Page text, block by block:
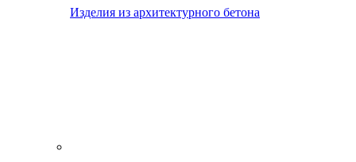
Изделия из архитектурного бетона